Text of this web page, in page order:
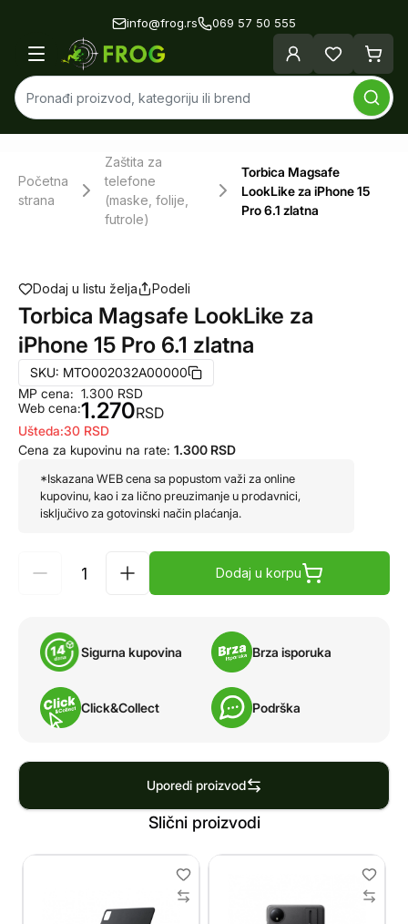
info@frog.rs 069 57 50 555
Početna
strana
Zaštita za
telefone
(maske, folije,
futrole)
Torbica Magsafe
LookLike za iPhone 15
Pro 6.1 zlatna
Dodaj u listu želja Podeli
Torbica Magsafe LookLike za
iPhone 15 Pro 6.1 zlatna
SKU: MTO002032A00000
MP cena:
Web cena:
1.300 RSD
1.270RSD
Ušteda:30 RSD
Cena za kupovinu na rate: 1.300 RSD
*Iskazana WEB cena sa popustom važi za online
kupovinu, kao i za lično preuzimanje u prodavnici,
isključivo za gotovinski način plaćanja.
Dodaj u korpu
Sigurna kupovina Brza isporuka
Click&Collect Podrška
Uporedi proizvod
Slični proizvodi